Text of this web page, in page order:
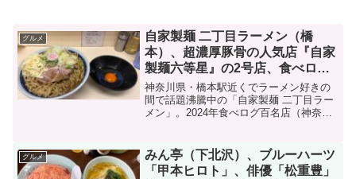
グルメ
自家製麺 二丁目ラーメン（橋
本）、超濃厚豚骨の人気店『自家
製麺六等星』の2号店、食べログ
百名店2024ラーメン（神奈川）
神奈川県・橋本駅近くでラーメン好きの
間で話題沸騰中の「自家製麺 二丁目ラー
メン」。2024年食べログ百名店（神奈
人気店『自家製麺六等星』の2号店として
2022年9月にオ...
グルメ
みん亭（下北沢）、ブルーハーツ
「甲本ヒロト」、俳優「松重豊」